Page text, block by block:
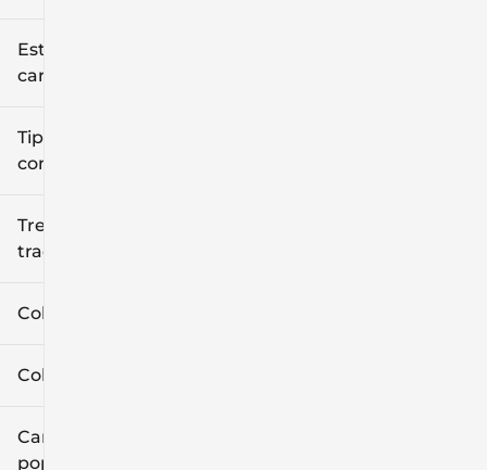
Estilo de
carrocería
Tipo de
combustible
Tren de
tracción
Color exterior
Color interior
Características
populares